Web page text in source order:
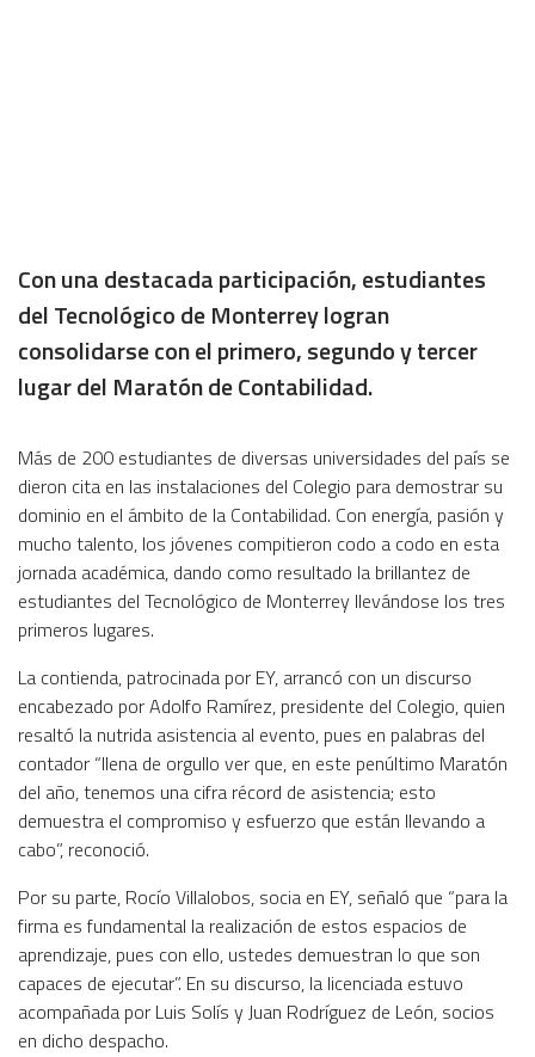
Con una destacada participación, estudiantes
del Tecnológico de Monterrey logran
consolidarse con el primero, segundo y tercer
lugar del Maratón de Contabilidad.
Más de 200 estudiantes de diversas universidades del país se
dieron cita en las instalaciones del Colegio para demostrar su
dominio en el ámbito de la Contabilidad. Con energía, pasión y
mucho talento, los jóvenes compitieron codo a codo en esta
jornada académica, dando como resultado la brillantez de
estudiantes del Tecnológico de Monterrey llevándose los tres
primeros lugares.
La contienda, patrocinada por EY, arrancó con un discurso
encabezado por Adolfo Ramírez, presidente del Colegio, quien
resaltó la nutrida asistencia al evento, pues en palabras del
contador “llena de orgullo ver que, en este penúltimo Maratón
del año, tenemos una cifra récord de asistencia; esto
demuestra el compromiso y esfuerzo que están llevando a
cabo”, reconoció.
Por su parte, Rocío Villalobos, socia en EY, señaló que “para la
firma es fundamental la realización de estos espacios de
aprendizaje, pues con ello, ustedes demuestran lo que son
capaces de ejecutar”. En su discurso, la licenciada estuvo
acompañada por Luis Solís y Juan Rodríguez de León, socios
en dicho despacho.